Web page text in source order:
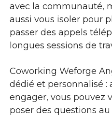
avec la communauté,
aussi vous isoler pour
passer des appels
longues sessions de
Coworking Weforge
dédié et personnalisé :
engager, vous pouvez
poser des questions